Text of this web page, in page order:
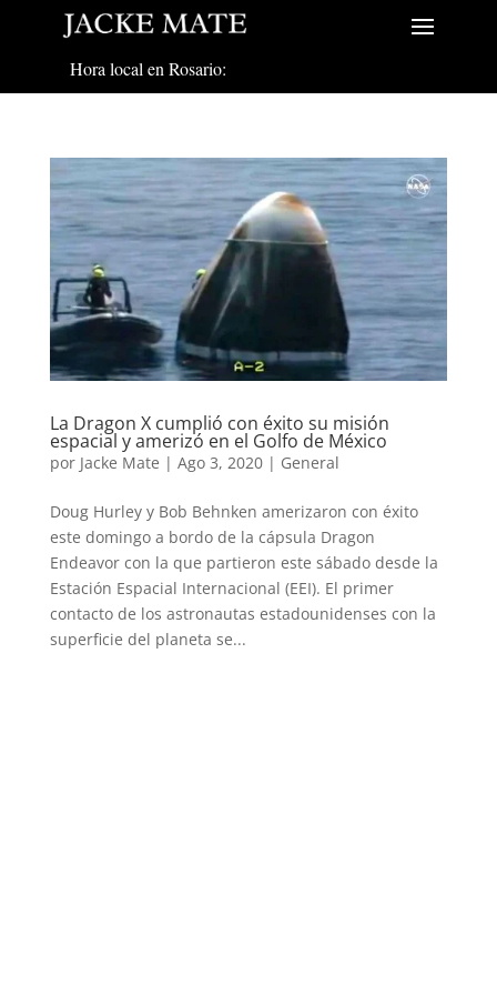
Hora local en Rosario:
La Dragon X cumplió con éxito su misión
espacial y amerizó en el Golfo de México
por Jacke Mate | Ago 3, 2020| General
Doug Hurley y Bob Behnken amerizaron con éxito
este domingo a bordo de la cápsula Dragon
Endeavor con la que partieron este sábado desde la
Estación Espacial Internacional (EEI). El primer
contacto de los astronautas estadounidenses con la
superficie del planeta se...